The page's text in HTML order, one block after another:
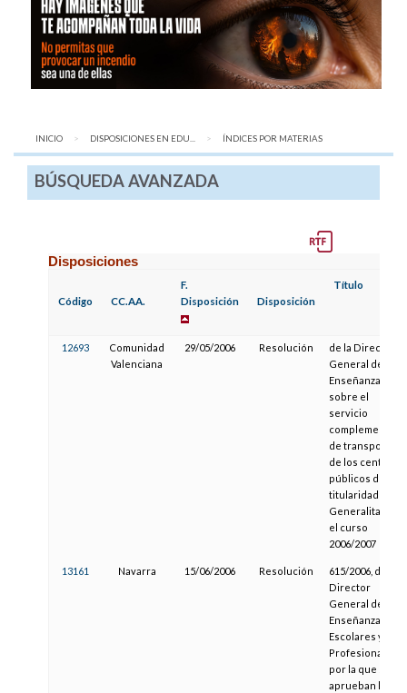
INICIO DISPOSICIONES EN EDU... AQUÍ:
ÍNDICES POR MATERIAS
BÚSQUEDA AVANZADA
Disposiciones
Código CC.AA.
F.
Disposición
Disposición
Título
12693
Comunidad
Valenciana
29/05/2006 Resolución
de la Dirección
General de
Enseñanza
sobre el
servicio
complementario
de transporte
de los centros
públicos de
titularidad de la
Generalitat para
el curso
2006/2007
13161 Navarra 15/06/2006 Resolución
615/2006, del
Director
General de
Enseñanzas
Escolares y
Profesionales,
por la que se
aprueban las